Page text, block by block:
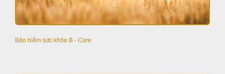
Bảo hiểm sức khỏe B - Care